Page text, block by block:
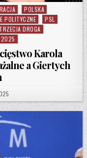
POLSKA
POLITYCZNE
PSL
TRZECIA DROGA
2025
Karola
a Giertych
DATE: